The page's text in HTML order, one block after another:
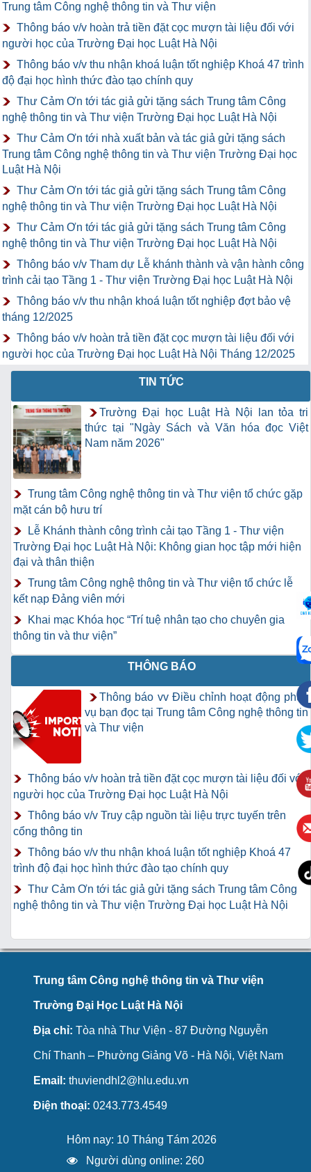
Trung tâm Công nghệ thông tin và Thư viện
Thông báo v/v hoàn trả tiền đặt cọc mượn tài liệu đối với
người học của Trường Đại học Luật Hà Nội
Thông báo v/v thu nhận khoá luận tốt nghiệp Khoá 47 trình
độ đại học hình thức đào tạo chính quy
Thư Cảm Ơn tới tác giả gửi tặng sách Trung tâm Công
nghệ thông tin và Thư viện Trường Đại học Luật Hà Nội
Thư Cảm Ơn tới nhà xuất bản và tác giả gửi tặng sách
Trung tâm Công nghệ thông tin và Thư viện Trường Đại học
Luật Hà Nội
Thư Cảm Ơn tới tác giả gửi tặng sách Trung tâm Công
nghệ thông tin và Thư viện Trường Đại học Luật Hà Nội
Thư Cảm Ơn tới tác giả gửi tặng sách Trung tâm Công
nghệ thông tin và Thư viện Trường Đại học Luật Hà Nội
Thông báo v/v Tham dự Lễ khánh thành và vận hành công
trình cải tạo Tầng 1 - Thư viện Trường Đại học Luật Hà Nội
Thông báo v/v thu nhận khoá luận tốt nghiệp đợt bảo vệ
tháng 12/2025
Thông báo v/v hoàn trả tiền đặt cọc mượn tài liệu đối với
người học của Trường Đại học Luật Hà Nội Tháng 12/2025
TIN TỨC
Trường Đại học Luật Hà Nội lan tỏa tri
thức tại "Ngày Sách và Văn hóa đọc Việt
Nam năm 2026"
Trung tâm Công nghệ thông tin và Thư viện tổ chức gặp
mặt cán bộ hưu trí
Lễ Khánh thành công trình cải tạo Tầng 1 - Thư viện
Trường Đại học Luật Hà Nội: Không gian học tập mới hiện
đại và thân thiện
Trung tâm Công nghệ thông tin và Thư viện tổ chức lễ
kết nạp Đảng viên mới
Khai mạc Khóa học “Trí tuệ nhân tạo cho chuyên gia
thông tin và thư viện”
THÔNG BÁO
Thông báo vv Điều chỉnh hoạt động phục
vụ bạn đọc tại Trung tâm Công nghệ thông tin
và Thư viện
Thông báo v/v hoàn trả tiền đặt cọc mượn tài liệu đối với
người học của Trường Đại học Luật Hà Nội
Thông báo v/v Truy cập nguồn tài liệu trực tuyến trên
cổng thông tin
Thông báo v/v thu nhận khoá luận tốt nghiệp Khoá 47
trình độ đại học hình thức đào tạo chính quy
Thư Cảm Ơn tới tác giả gửi tặng sách Trung tâm Công
nghệ thông tin và Thư viện Trường Đại học Luật Hà Nội
Trung tâm Công nghệ thông tin và Thư viện
Trường Đại Học Luật Hà Nội
Địa chỉ: Tòa nhà Thư Viện - 87 Đường Nguyễn
Chí Thanh – Phường Giảng Võ - Hà Nội, Việt Nam
Email: thuviendhl2@hlu.edu.vn
Điện thoại: 0243.773.4549
Hôm nay: 10 Tháng Tám 2026
Người dùng online: 260